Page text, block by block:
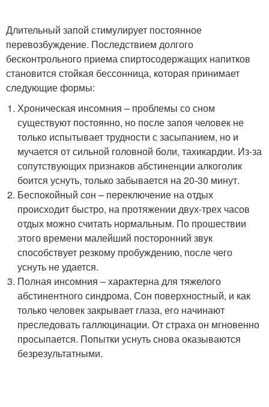
Длительный запой стимулирует постоянное
перевозбуждение. Последствием долгого
бесконтрольного приема спиртосодержащих напитков
становится стойкая бессонница, которая принимает
следующие формы:
Хроническая инсомния – проблемы со сном
существуют постоянно, но после запоя человек не
только испытывает трудности с засыпанием, но и
мучается от сильной головной боли, тахикардии. Из-за
сопутствующих признаков абстиненции алкоголик
боится уснуть, только забывается на 20-30 минут.
Беспокойный сон – переключение на отдых
происходит быстро, на протяжении двух-трех часов
отдых можно считать нормальным. По прошествии
этого времени малейший посторонний звук
способствует резкому пробуждению, после чего
уснуть не удается.
Полная инсомния – характерна для тяжелого
абстинентного синдрома. Сон поверхностный, и как
только человек закрывает глаза, его начинают
преследовать галлюцинации. От страха он мгновенно
просыпается. Попытки уснуть снова оказываются
безрезультатными.